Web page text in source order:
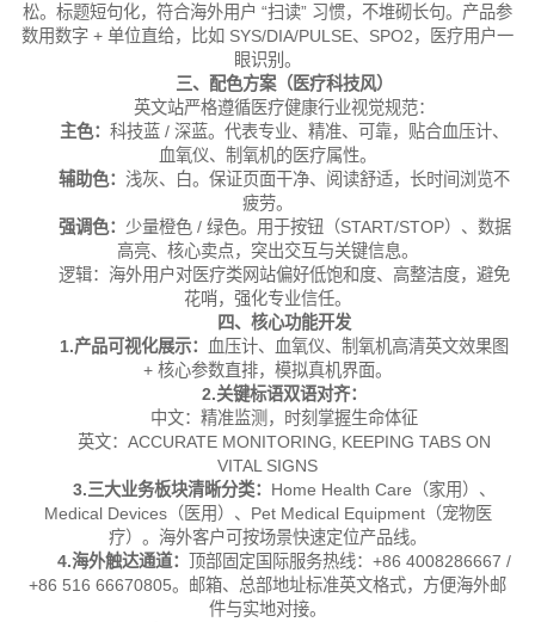
松。 标题短句化，符合海外用户 “扫读” 习惯，不堆砌长句。 产品参
数用数字 + 单位直给，比如 SYS/DIA/PULSE、SPO2，医疗用户一
眼识别。
三、配色方案（医疗科技风）
英文站严格遵循医疗健康行业视觉规范：
主色：科技蓝 / 深蓝。代表专业、精准、可靠，贴合血压计、
血氧仪、制氧机的医疗属性。
辅助色：浅灰、白。保证页面干净、阅读舒适，长时间浏览不
疲劳。
强调色： 少量橙色 / 绿色。 用于按钮（START/STOP）、数据
高亮、核心卖点，突出交互与关键信息。
逻辑： 海外用户对医疗类网站偏好低饱和度、高整洁度，避免
花哨，强化专业信任。
四、核心功能开发
1.产品可视化展示：
血压计、血氧仪、制氧机高清英文效果图
+ 核心参数直排，模拟真机界面。
2.关键标语双语对齐：
中文：精准监测，时刻掌握生命体征
英文：ACCURATE MONITORING, KEEPING TABS ON
VITAL SIGNS
3.三大业务板块清晰分类： Home Health Care（家用）、
Medical Devices（医用）、 Pet Medical Equipment（宠物医
疗）。 海外客户可按场景快速定位产品线。
4.海外触达通道：
顶部固定国际服务热线：+86 4008286667 /
+86 516 66670805。 邮箱、总部地址标准英文格式，方便海外邮
件与实地对接。